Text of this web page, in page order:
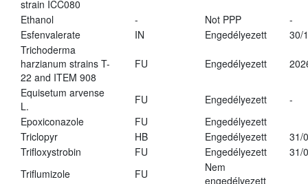
strain ICC080
Ethanol - Not PPP
-
Esfenvalerate
IN Engedélyezett
30/
Trichoderma
harzianum strains T-
22 and ITEM 908
FU Engedélyezett
Equisetum arvense
L.
FU Engedélyezett
-
Epoxiconazole
FU
Engedélyezett
Triclopyr
HB Engedélyezett
31/
Trifloxystrobin
FU Engedélyezett
31/
Triflumizole
FU
Nem
engedélyezett